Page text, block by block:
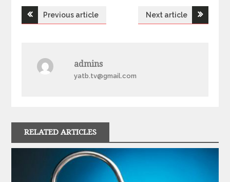
Н
г
а
Previous article Next article
admins
yatb.tv@gmail.com
RELATED ARTICLES